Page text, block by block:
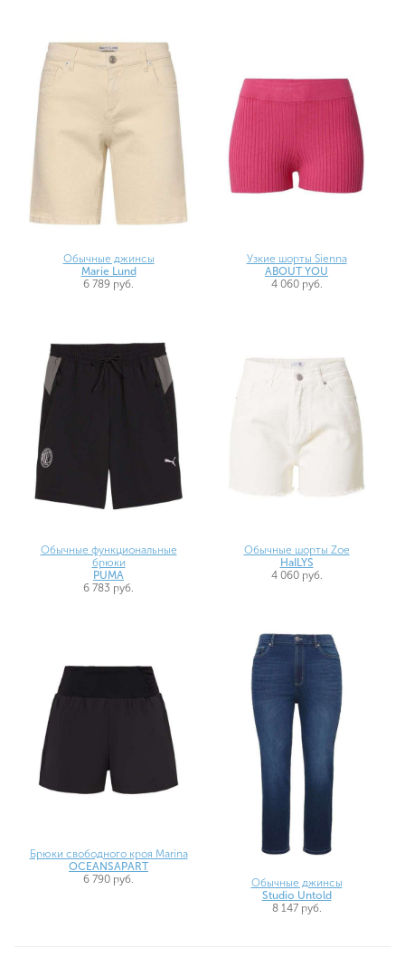
Обычные джинсы
Marie Lund
6 789 руб.
Узкие шорты Sienna
ABOUT YOU
4 060 руб.
Обычные функциональные
брюки
PUMA
6 783 руб.
Обычные шорты Zoe
HaILYS
4 060 руб.
Брюки свободного кроя Marina
OCEANSAPART
6 790 руб.
Обычные джинсы
Studio Untold
8 147 руб.